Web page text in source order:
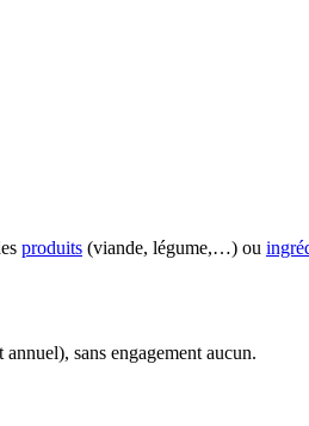
produits (viande, légume,…) ou
sans engagement aucun.